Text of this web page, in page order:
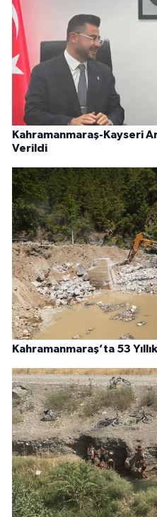
Kahramanmaraş-Kayseri
Verildi
Kahramanmaraş’ta 53